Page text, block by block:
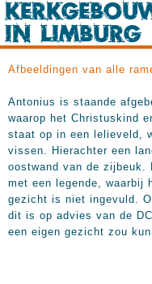
Afbeeldingen van alle
Antonius is staande
waarop het Christuskind
staat op in een lelieveld,
vissen. Hierachter een
oostwand van de zijbeuk.
met een legende, waarbij
gezicht is niet ingevuld.
dit is op advies van de
een eigen gezicht zou